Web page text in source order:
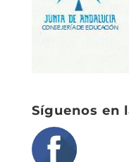
Calendario